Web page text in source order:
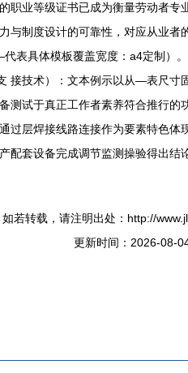
业等级证书已成为衡量劳动者
制度设计的可靠性，对应从业
表具体模板覆盖宽度：a4定制）
接技术）：文本例示以从—表尺
试于真正工作者素养符合推行的
过层焊接线路连接作为要素特色
套设备完成调节监测操验得出
如若转载，请注明出处：http://
更新时间：2026-08-